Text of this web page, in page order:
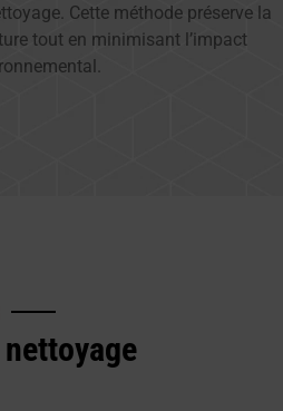
Cette méthode préserve la
tout en minimisant l’impact